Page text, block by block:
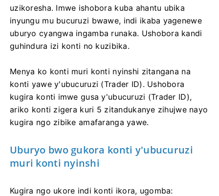
uzikoresha. Imwe ishobora kuba ahantu ubika
inyungu mu bucuruzi bwawe, indi ikaba yagenewe
uburyo cyangwa ingamba runaka. Ushobora kandi
guhindura izi konti no kuzibika.
Menya ko konti muri konti nyinshi zitangana na
konti yawe y'ubucuruzi (Trader ID). Ushobora
kugira konti imwe gusa y'ubucuruzi (Trader ID),
ariko konti zigera kuri 5 zitandukanye zihujwe nayo
kugira ngo zibike amafaranga yawe.
Uburyo bwo gukora konti y'ubucuruzi
muri konti nyinshi
Kugira ngo ukore indi konti ikora, ugomba: